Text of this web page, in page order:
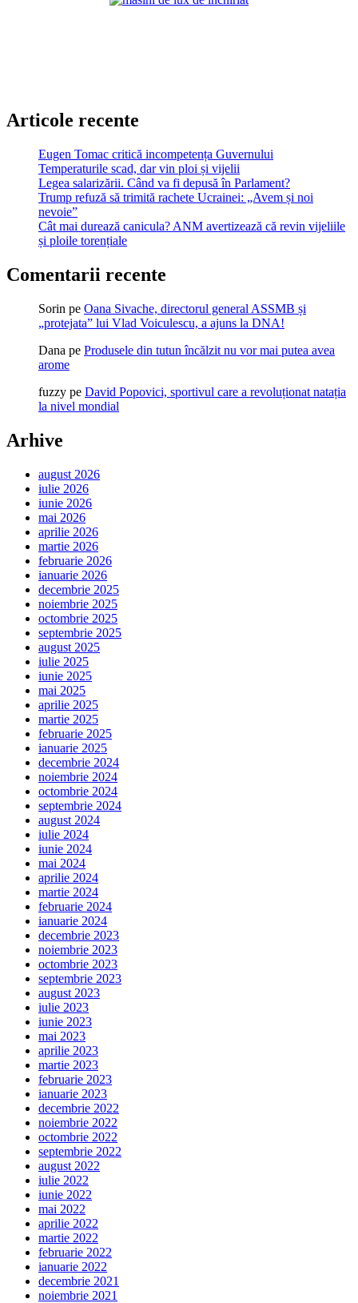
Articole recente
Eugen Tomac critică incompetența Guvernului
Temperaturile scad, dar vin ploi și vijelii
Legea salarizării. Când va fi depusă în Parlament?
Trump refuză să trimită rachete Ucrainei: „Avem și noi
nevoie”
Cât mai durează canicula? ANM avertizează că revin vijeliile
și ploile torențiale
Comentarii recente
Sorin pe Oana Sivache, directorul general ASSMB și
„protejata” lui Vlad Voiculescu, a ajuns la DNA!
Dana pe Produsele din tutun încălzit nu vor mai putea avea
arome
fuzzy pe David Popovici, sportivul care a revoluționat natația
la nivel mondial
Arhive
august 2026
iulie 2026
iunie 2026
mai 2026
aprilie 2026
martie 2026
februarie 2026
ianuarie 2026
decembrie 2025
noiembrie 2025
octombrie 2025
septembrie 2025
august 2025
iulie 2025
iunie 2025
mai 2025
aprilie 2025
martie 2025
februarie 2025
ianuarie 2025
decembrie 2024
noiembrie 2024
octombrie 2024
septembrie 2024
august 2024
iulie 2024
iunie 2024
mai 2024
aprilie 2024
martie 2024
februarie 2024
ianuarie 2024
decembrie 2023
noiembrie 2023
octombrie 2023
septembrie 2023
august 2023
iulie 2023
iunie 2023
mai 2023
aprilie 2023
martie 2023
februarie 2023
ianuarie 2023
decembrie 2022
noiembrie 2022
octombrie 2022
septembrie 2022
august 2022
iulie 2022
iunie 2022
mai 2022
aprilie 2022
martie 2022
februarie 2022
ianuarie 2022
decembrie 2021
noiembrie 2021